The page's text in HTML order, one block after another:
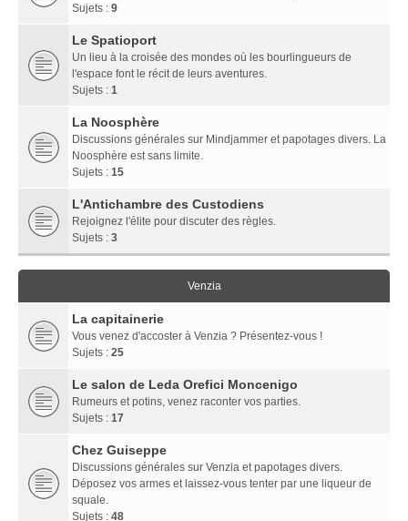
Sujets : 9
Le Spatioport
Un lieu à la croisée des mondes où les bourlingueurs de
l'espace font le récit de leurs aventures.
Sujets : 1
La Noosphère
Discussions générales sur Mindjammer et papotages divers. La
Noosphère est sans limite.
Sujets : 15
L'Antichambre des Custodiens
Rejoignez l'élite pour discuter des règles.
Sujets : 3
Venzia
La capitainerie
Vous venez d'accoster à Venzia ? Présentez-vous !
Sujets : 25
Le salon de Leda Orefici Moncenigo
Rumeurs et potins, venez raconter vos parties.
Sujets : 17
Chez Guiseppe
Discussions générales sur Venzia et papotages divers.
Déposez vos armes et laissez-vous tenter par une liqueur de
squale.
Sujets : 48